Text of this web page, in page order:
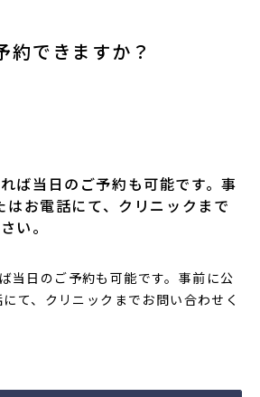
約できますか？
ば当日のご予約も可能です。事
お電話にて、クリニックまで
い。
当日のご予約も可能です。事前に公
て、クリニックまでお問い合わせく